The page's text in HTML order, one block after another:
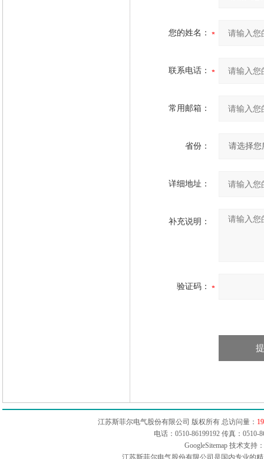
您的姓名：
联系电话：
常用邮箱：
省份：
详细地址：
补充说明：
验证码：
江苏斯菲尔电气股份有限公司 版权所有 总访问量：
电话：0510-86199192 传真：
GoogleSitemap技术支持
江苏斯菲尔电气股份有限公司是国内专业的